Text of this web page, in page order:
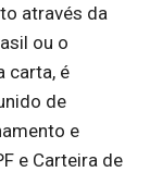
através da
ou o
carta, é
de
e
e Carteira de